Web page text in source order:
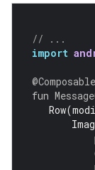
// ...
import
@Composable
fun
Row(